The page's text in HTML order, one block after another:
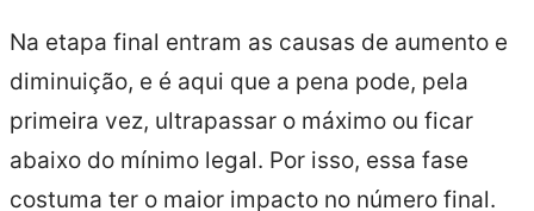
Na etapa final entram as causas de aumento e
diminuição, e é aqui que a pena pode, pela
primeira vez, ultrapassar o máximo ou ficar
abaixo do mínimo legal. Por isso, essa fase
costuma ter o maior impacto no número final.